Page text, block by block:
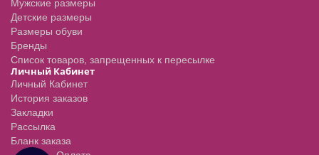
Детские размеры
Размеры обуви
Бренды
Список товаров, запрещенных к пересылке
Личный Кабинет
Личный Кабинет
История заказов
Закладки
Рассылка
Бланк заказа